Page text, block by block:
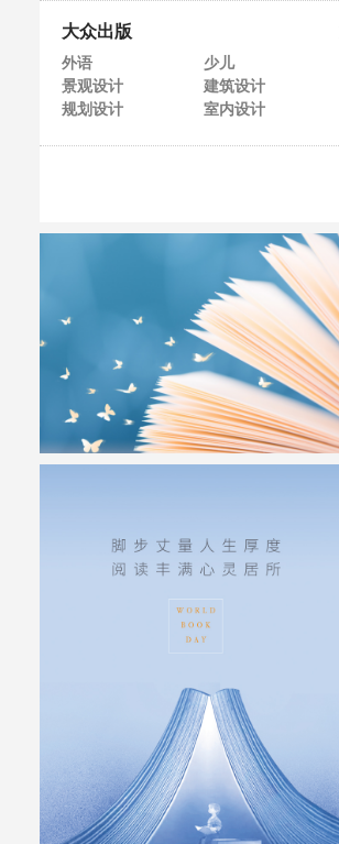
大众出版
外语
少儿
景观设计
建筑设计
规划设计
室内设计